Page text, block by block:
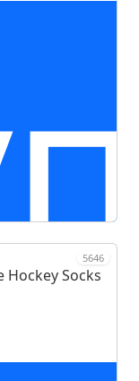
5646
Hockey Socks